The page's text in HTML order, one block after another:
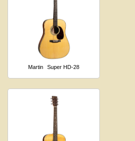
Martin Super HD-28